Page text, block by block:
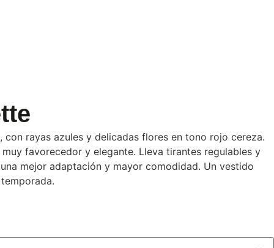
rayas azules y delicadas flores en tono rojo cereza.
favorecedor y elegante. Lleva tirantes regulables y
mejor adaptación y mayor comodidad. Un vestido